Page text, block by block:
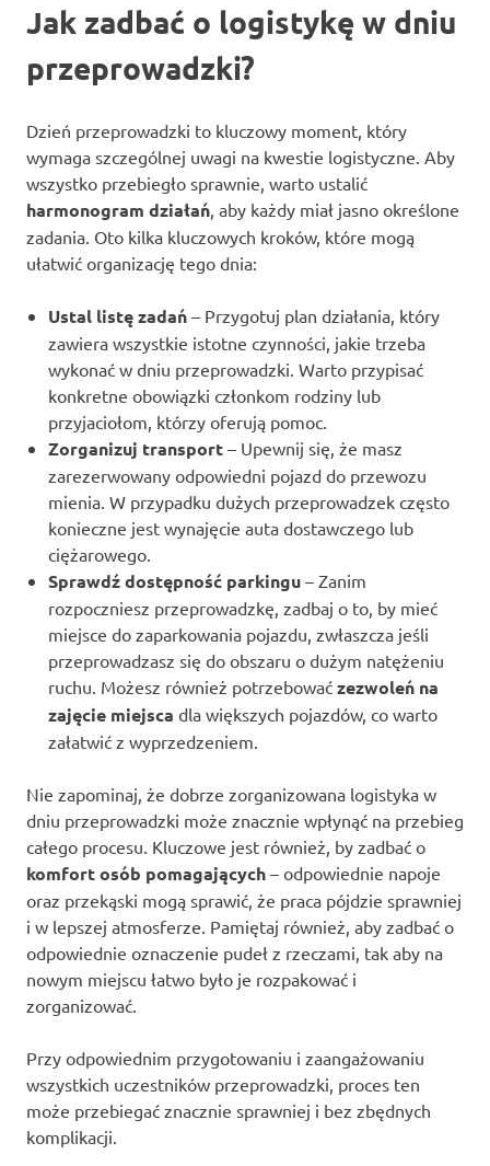
Jak zadbać o logistykę w dniu
przeprowadzki?
Dzień przeprowadzki to kluczowy moment, który
wymaga szczególnej uwagi na kwestie logistyczne. Aby
wszystko przebiegło sprawnie, warto ustalić
harmonogram działań , aby każdy miał jasno określone
zadania. Oto kilka kluczowych kroków, które mogą
ułatwić organizację tego dnia:
Ustal listę zadań – Przygotuj plan działania, który
zawiera wszystkie istotne czynności, jakie trzeba
wykonać w dniu przeprowadzki. Warto przypisać
konkretne obowiązki członkom rodziny lub
przyjaciołom, którzy oferują pomoc.
Zorganizuj transport – Upewnij się, że masz
zarezerwowany odpowiedni pojazd do przewozu
mienia. W przypadku dużych przeprowadzek często
konieczne jest wynajęcie auta dostawczego lub
ciężarowego.
Sprawdź dostępność parkingu – Zanim
rozpoczniesz przeprowadzkę, zadbaj o to, by mieć
miejsce do zaparkowania pojazdu, zwłaszcza jeśli
przeprowadzasz się do obszaru o dużym natężeniu
ruchu. Możesz również potrzebować zezwoleń na
zajęcie miejsca dla większych pojazdów, co warto
załatwić z wyprzedzeniem.
Nie zapominaj, że dobrze zorganizowana logistyka w
dniu przeprowadzki może znacznie wpłynąć na przebieg
całego procesu. Kluczowe jest również, by zadbać o
komfort osób pomagających – odpowiednie napoje
oraz przekąski mogą sprawić, że praca pójdzie sprawniej
i w lepszej atmosferze. Pamiętaj również, aby zadbać o
odpowiednie oznaczenie pudeł z rzeczami, tak aby na
nowym miejscu łatwo było je rozpakować i
zorganizować.
Przy odpowiednim przygotowaniu i zaangażowaniu
wszystkich uczestników przeprowadzki, proces ten
może przebiegać znacznie sprawniej i bez zbędnych
komplikacji.